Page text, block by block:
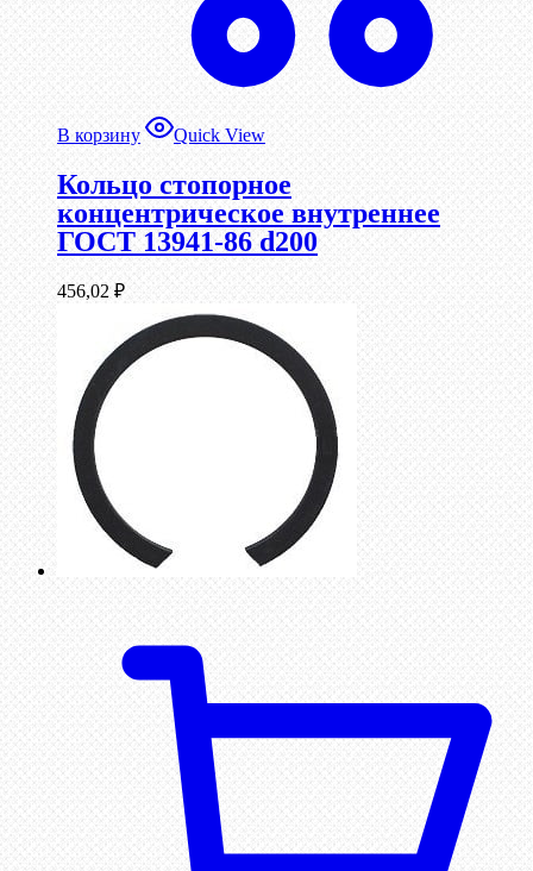
В корзину Quick View
Кольцо стопорное
концентрическое внутреннее
ГОСТ 13941-86 d200
456,02 ₽